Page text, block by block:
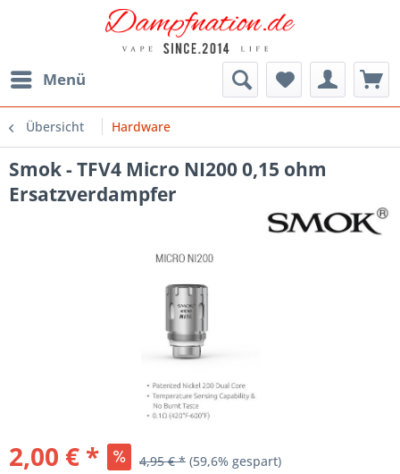
Menü
Übersicht Hardware
Smok - TFV4 Micro NI200 0,15 ohm
Ersatzverdampfer
2,00 € * 4,95 € * (59,6% gespart)